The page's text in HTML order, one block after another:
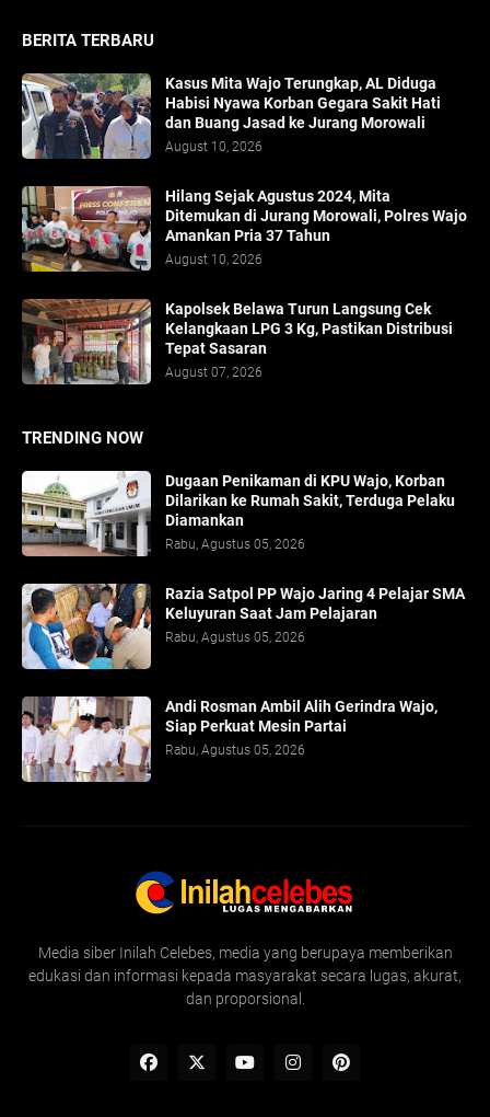
BERITA TERBARU
Kasus Mita Wajo Terungkap, AL Diduga
Habisi Nyawa Korban Gegara Sakit Hati
dan Buang Jasad ke Jurang Morowali
August 10, 2026
Hilang Sejak Agustus 2024, Mita
Ditemukan di Jurang Morowali, Polres Wajo
Amankan Pria 37 Tahun
August 10, 2026
Kapolsek Belawa Turun Langsung Cek
Kelangkaan LPG 3 Kg, Pastikan Distribusi
Tepat Sasaran
August 07, 2026
TRENDING NOW
Dugaan Penikaman di KPU Wajo, Korban
Dilarikan ke Rumah Sakit, Terduga Pelaku
Diamankan
Rabu, Agustus 05, 2026
Razia Satpol PP Wajo Jaring 4 Pelajar SMA
Keluyuran Saat Jam Pelajaran
Rabu, Agustus 05, 2026
Andi Rosman Ambil Alih Gerindra Wajo,
Siap Perkuat Mesin Partai
Rabu, Agustus 05, 2026
Media siber Inilah Celebes, media yang berupaya memberikan
edukasi dan informasi kepada masyarakat secara lugas, akurat,
dan proporsional.